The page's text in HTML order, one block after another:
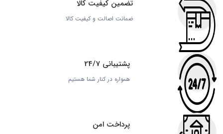
تضمین کیفیت کالا
ضمانت اصالت و کیفیت کالا
پشتیبانی 24/7
همواره در کنار شما هستیم
پرداخت امن